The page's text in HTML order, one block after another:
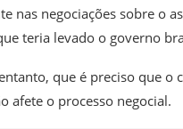
nas negociações sobre o
teria levado o governo
que é preciso que o
afete o processo negocial.